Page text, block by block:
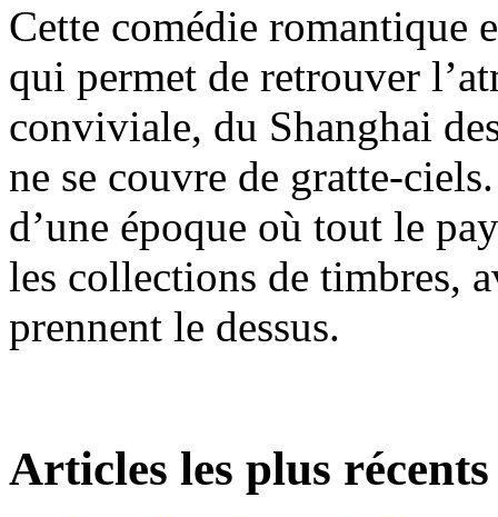
Cette comédie romantique
qui permet de retrouver
conviviale, du Shanghai
ne se couvre de gratte-
d’une époque où tout le
les collections de timbres,
prennent le dessus.
Articles les plus récents